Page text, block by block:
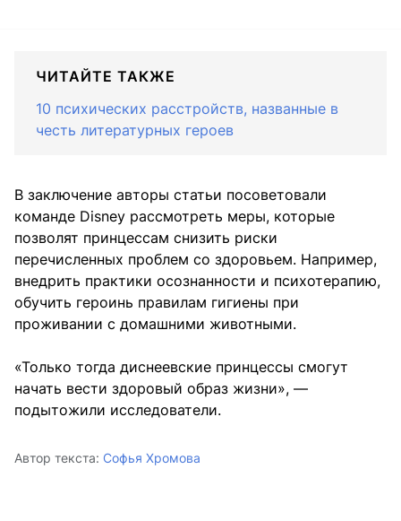
ЧИТАЙТЕ ТАКЖЕ
10 психических расстройств, названные в
честь литературных героев
В заключение авторы статьи посоветовали
команде Disney рассмотреть меры, которые
позволят принцессам снизить риски
перечисленных проблем со здоровьем. Например,
внедрить практики осознанности и психотерапию,
обучить героинь правилам гигиены при
проживании с домашними животными.
«Только тогда диснеевские принцессы смогут
начать вести здоровый образ жизни», —
подытожили исследователи.
Автор текста: Софья Хромова